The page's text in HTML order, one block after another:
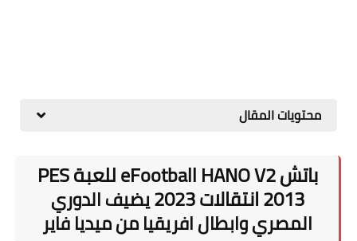
محتويات المقال
باتش eFootball HANO V2 للعبة PES
2013 انتقالات 2023 يضيفالدوري
المصري وابطال افريقيا من ميديا فاير